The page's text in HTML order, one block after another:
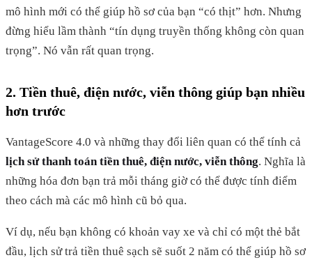
mô hình mới có thể giúp hồ sơ của bạn “có thịt” hơn. Nhưng
đừng hiểu lầm thành “tín dụng truyền thống không còn quan
trọng”. Nó vẫn rất quan trọng.
2. Tiền thuê, điện nước, viễn thông giúp bạn nhiều
hơn trước
VantageScore 4.0 và những thay đổi liên quan có thể tính cả
lịch sử thanh toán tiền thuê, điện nước, viễn thông. Nghĩa là
những hóa đơn bạn trả mỗi tháng giờ có thể được tính điểm
theo cách mà các mô hình cũ bỏ qua.
Ví dụ, nếu bạn không có khoản vay xe và chỉ có một thẻ bắt
đầu, lịch sử trả tiền thuê sạch sẽ suốt 2 năm có thể giúp hồ sơ